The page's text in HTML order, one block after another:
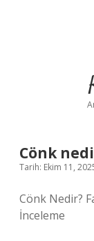
Cönk
Tarih: Ekim 11,
Cönk Nedir?
İnceleme